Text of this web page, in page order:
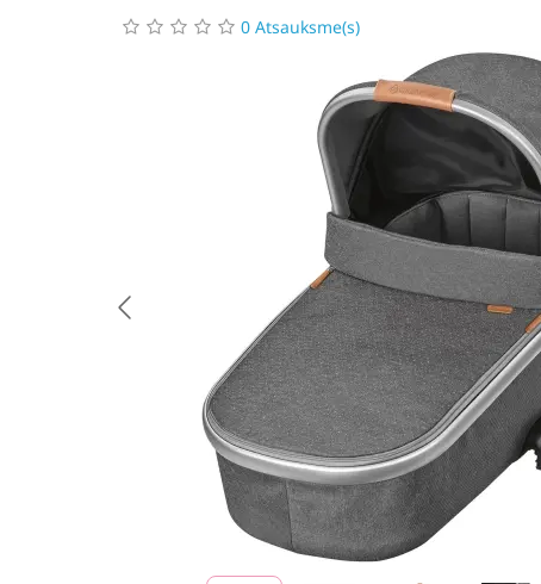
0 Atsauksme(s)